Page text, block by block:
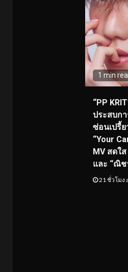
1 min
“PP
ประสบก
ซ่อนเปรี้
“Your
MV สดใส
และ “ณิช
21 ชั่วโมง